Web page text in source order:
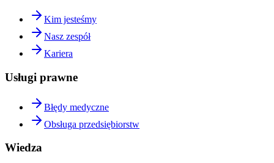
Kim jesteśmy
Nasz zespół
Kariera
Usługi prawne
Błędy medyczne
Obsługa przedsiębiorstw
Wiedza